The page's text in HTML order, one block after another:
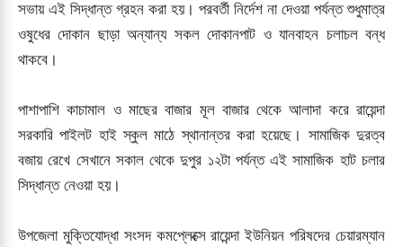
সভায় এই সিদ্ধান্ত গ্রহন করা হয়। পরবর্তী নির্দেশ না দেওয়া পর্যন্ত শুধুমাত্র
ওষুধের দোকান ছাড়া অন্যান্য সকল দোকানপাট ও যানবাহন চলাচল বন্ধ
থাকবে।
পাশাপাশি কাচামাল ও মাছের বাজার মূল বাজার থেকে আলাদা করে রায়েন্দা
সরকারি পাইলট হাই স্কুল মাঠে স্থানান্তর করা হয়েছে। সামাজিক দুরত্ব
বজায় রেখে সেখানে সকাল থেকে দুপুর ১২টা পর্যন্ত এই সামাজিক হাট চলার
সিদ্ধান্ত নেওয়া হয়।
উপজেলা মুক্তিযোদ্ধা সংসদ কমপ্লেক্সে রায়েন্দা ইউনিয়ন পরিষদের চেয়ারম্যান